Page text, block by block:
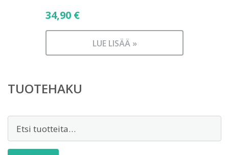
34,90 €
LUE LISÄÄ »
TUOTEHAKU